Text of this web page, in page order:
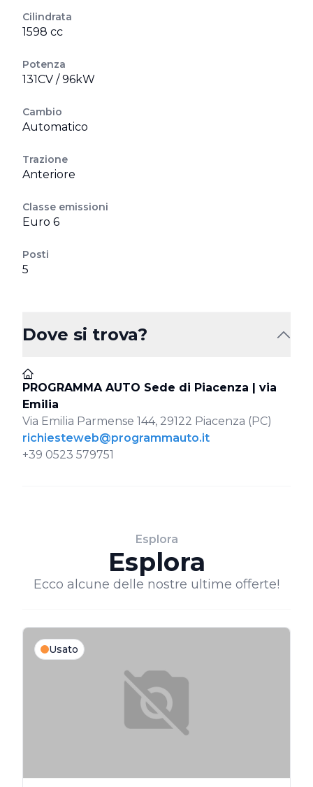
Cilindrata
1598 cc
Potenza
131CV / 96kW
Cambio
Automatico
Trazione
Anteriore
Classe emissioni
Euro 6
Posti
5
Dove si trova?
PROGRAMMA AUTO Sede di Piacenza | via
Emilia
Via Emilia Parmense 144, 29122 Piacenza (PC)
richiesteweb@programmauto.it
+39 0523 579751
Esplora
Esplora
Ecco alcune delle nostre ultime offerte!
Usato